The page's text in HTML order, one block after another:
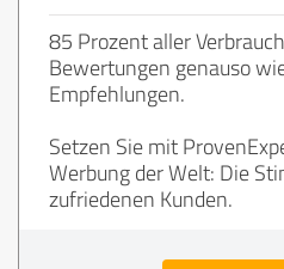
85 Prozent aller
Bewertungen genauso
Empfehlungen.
Setzen Sie mit
Werbung der Welt: Die
zufriedenen Kunden.